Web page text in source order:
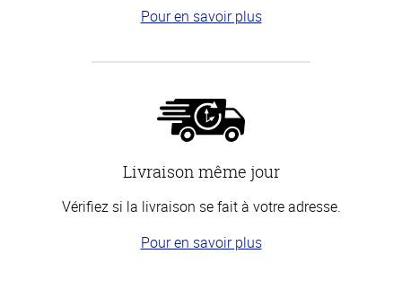
Pour en savoir plus
Livraison même jour
Vérifiez si la livraison se fait à votre adresse.
Pour en savoir plus